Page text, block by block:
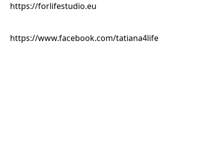
https://forlifestudio.eu
https://www.facebook.com/tatiana4life